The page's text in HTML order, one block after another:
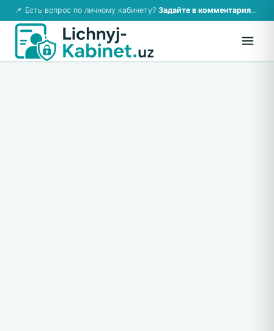
📌 Есть вопрос по личному кабинету? Задайте в комментариях — ответим!